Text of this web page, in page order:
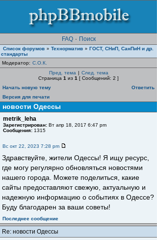
FAQ · Поиск
Список форумов » Teхнорматив » ГОСТ, СНиП, СанПиН и др.
стандарты
Модератор: С.О.К.
Пред. тема | След. тема
Страница 1 из 1 [ Сообщений: 2 ]
Начать новую тему
Ответить
Версия для печати
новости Одессы
metrik_leha
Зарегистрирован: Вт апр 18, 2017 6:47 pm
Сообщения: 1315
Вс окт 22, 2023 7:28 pm
Здравствуйте, жители Одессы! Я ищу ресурс,
где могу регулярно обновляться новостями
нашего города. Можете поделиться, какие
сайты предоставляют свежую, актуальную и
надежную информацию о событиях в Одессе?
Буду благодарен за ваши советы!
Последнее сообщение
Re: новости Одессы